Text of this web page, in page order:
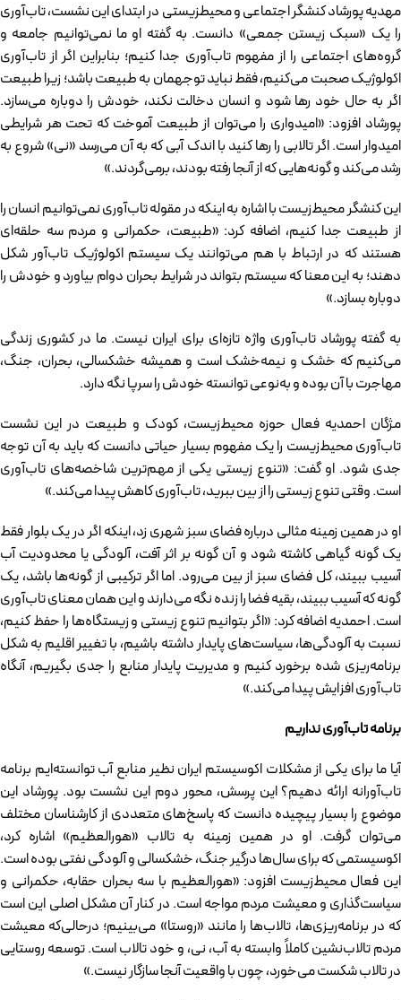
مهدیه پورشاد کنشگر اجتماعی و محیطزیستی در ابتدای این نشست، تاب‌آوری
را یک «سبک زیستن جمعی» دانست. به گفته او ما نمی‌توانیم جامعه و
گروه‌های اجتماعی را از مفهوم تاب‌آوری جدا کنیم؛ بنابراین اگر از تاب‌آوری
اکولوژیک صحبت می‌کنیم، فقط نباید توجهمان به طبیعت باشد؛ زیرا طبیعت
اگر به حال خود رها شود و انسان دخالت نکند، خودش را دوباره می‌سازد.
پورشاد افزود: «امیدواری را می‌توان از طبیعت آموخت که تحت هر شرایطی
امیدوار است. اگر تالابی را رها کنید با اندک آبی که به آن می‌رسد «نی» شروع به
رشد می‌کند و گونه‌هایی که از آنجا رفته بودند، برمی‌گردند.»
این کنشگر محیط‌زیست با اشاره به اینکه در مقوله تاب‌آوری نمی‌توانیم انسان را
از طبیعت جدا کنیم، اضافه کرد: «طبیعت، حکمرانی و مردم سه حلقه‌ای
هستند که در ارتباط با هم می‌توانند یک سیستم اکولوژیک تاب‌آور شکل
دهند؛ به این معنا که سیستم بتواند در شرایط بحران دوام بیاورد و خودش را
دوباره بسازد.»
به گفته پورشاد تاب‌آوری واژه تازه‌ای برای ایران نیست. ما در کشوری زندگی
می‌کنیم که خشک و نیمه‌خشک است و همیشه خشکسالی، بحران، جنگ،
مهاجرت با آن بوده و به‌نوعی توانسته خودش را سرپا نگه دارد.
مژگان احمدیه فعال حوزه محیط‌زیست، کودک و طبیعت در این نشست
تاب‌آوری محیط‌زیست را یک مفهوم بسیار حیاتی دانست که باید به آن توجه
جدی شود. او گفت: «تنوع زیستی یکی از مهم‌ترین شاخصه‌های تاب‌آوری
است. وقتی تنوع زیستی را از بین ببرید، تاب‌آوری کاهش پیدا می‌کند.»
او در همین زمینه مثالی درباره فضای سبز شهری زد، اینکه اگر در یک بلوار فقط
یک گونه گیاهی کاشته شود و آن گونه بر اثر آفت، آلودگی یا محدودیت آب
آسیب ببیند، کل فضای سبز از بین می‌رود. اما اگر ترکیبی از گونه‌ها باشد، یک
گونه که آسیب ببیند، بقیه فضا را زنده نگه می‌دارند و این همان معنای تاب‌آوری
است. احمدیه اضافه کرد: «اگر بتوانیم تنوع زیستی و زیستگاه‌ها را حفظ کنیم،
نسبت به آلودگی‌ها، سیاست‌های پایدار داشته باشیم، با تغییر اقلیم به شکل
برنامه‌ریزی شده برخورد کنیم و مدیریت پایدار منابع را جدی بگیریم، آنگاه
تاب‌آوری افزایش پیدا می‌کند.»
برنامه تاب‌آوری نداریم
آیا ما برای یکی از مشکلات اکوسیستم ایران نظیر منابع آب توانسته‌ایم برنامه
تاب‌آورانه ارائه دهیم؟ این پرسش، محور دوم این نشست بود. پورشاد این
موضوع را بسیار پیچیده دانست که پاسخ‌های متعددی از کارشناسان مختلف
می‌توان گرفت. او در همین زمینه به تالاب «هورالعظیم» اشاره کرد،
اکوسیستمی که برای سال‌ها درگیر جنگ، خشکسالی و آلودگی نفتی بوده است.
این فعال محیط‌زیست افزود: «هورالعظیم با سه بحران حقابه، حکمرانی و
سیاست‌گذاری و معیشت مردم مواجه است. در کنار آن مشکل اصلی این است
که در برنامه‌ریزی‌ها، تالاب‌ها را مانند «روستا» می‌بینیم؛ درحالی‌که معیشت
مردم تالاب‌نشین کاملاً وابسته به آب، نی، و خود تالاب است. توسعه روستایی
در تالاب شکست می‌خورد، چون با واقعیت آنجا سازگار نیست.»